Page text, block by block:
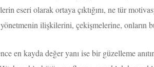
eseri olarak ortaya çıktığını, ne tür
yönetmenin ilişkilerini, çekişmelerine, onların
en kayda değer yanı ise bir güzelleme